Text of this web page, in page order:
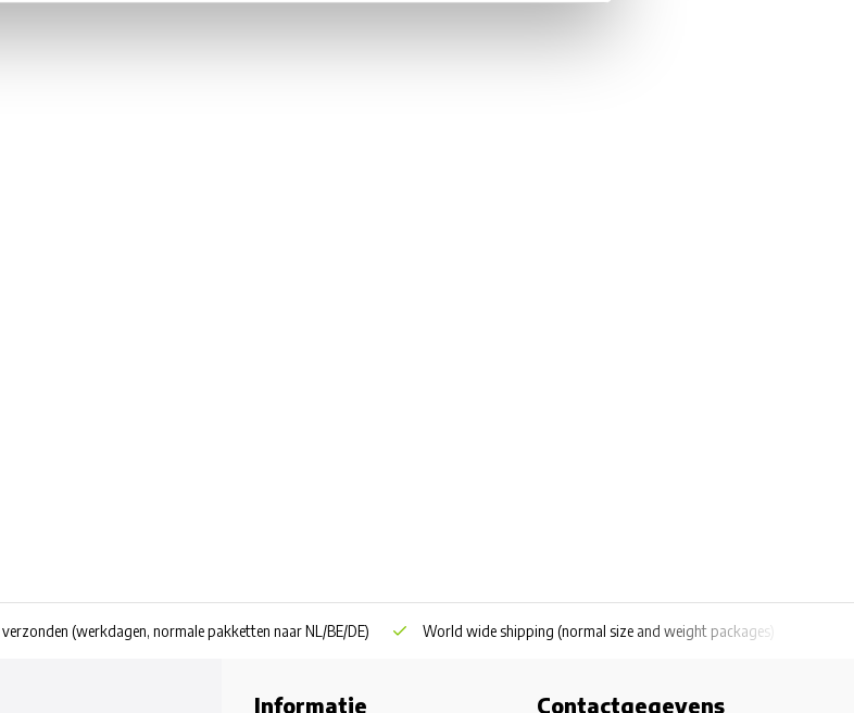
(werkdagen, normale pakketten naar NL/BE/DE) World wide shipping (normal size and weight packages)
Informatie Contactgegevens